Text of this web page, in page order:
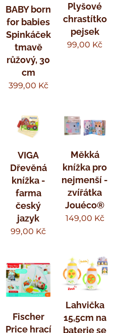
BABY born
for babies
Spinkáček
tmavě
růžový, 30
cm
399,00 Kč
Plyšové
chrastítko
pejsek
99,00 Kč
VIGA
Dřevěná
knížka -
farma
český
jazyk
99,00 Kč
Měkká
knížka pro
nejmenší -
zvířátka
Jouéco®
149,00 Kč
Fischer
Price hrací
Lahvička
15,5cm na
baterie se